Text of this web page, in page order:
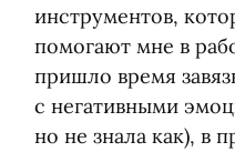
инструментов,
помогают мне в
пришло время
с негативными
но не знала как), в